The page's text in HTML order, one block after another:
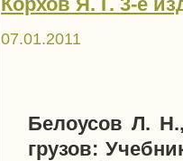
07.01.2011
Белоусов Л.
грузов: